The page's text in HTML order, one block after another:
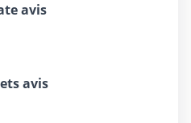
avis
avis